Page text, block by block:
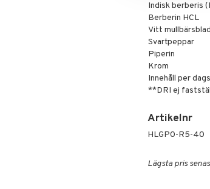
Indisk berberis
Berberin HCL
Vitt
Svartpeppar
Piperin
Krom
Innehåll per
**DRI ej
Artikelnr
HLGP0-R5-40
Lägsta pris